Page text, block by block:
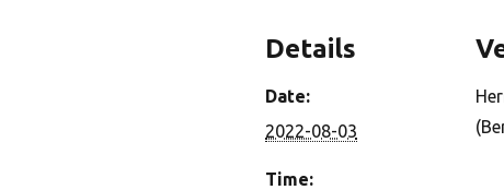
Details
Date:
2022-08-03
Time: